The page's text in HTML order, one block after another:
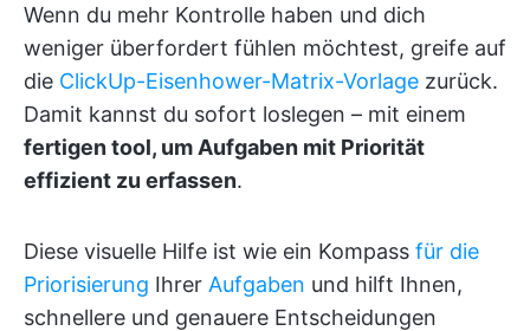
Wenn du mehr Kontrolle haben und dich
weniger überfordert fühlen möchtest, greife auf
die ClickUp-Eisenhower-Matrix-Vorlage zurück.
Damit kannst du sofort loslegen – mit einem
fertigen tool, um Aufgaben mit Priorität
effizient zu erfassen.
Diese visuelle Hilfe ist wie ein Kompass für die
Priorisierung Ihrer Aufgaben und hilft Ihnen,
schnellere und genauere Entscheidungen